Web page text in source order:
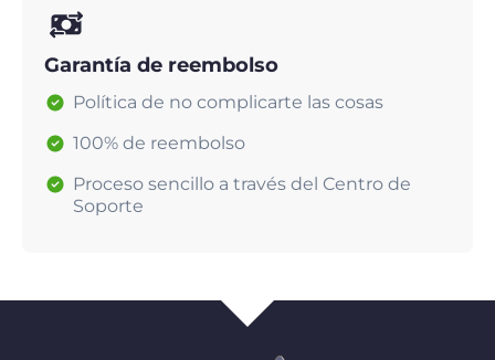
Garantía de reembolso
Política de no complicarte las cosas
100% de reembolso
Proceso sencillo a través del Centro de
Soporte